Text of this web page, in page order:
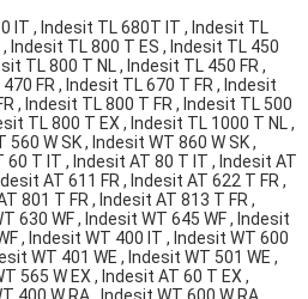
IT , Indesit TL 680T IT , Indesit TL
Indesit TL 800 T ES , Indesit TL 450
TL 800 T NL , Indesit TL 450 FR ,
FR , Indesit TL 670 T FR , Indesit
, Indesit TL 800 T FR , Indesit TL 500
TL 800 T EX , Indesit TL 1000 T NL ,
W SK , Indesit WT 860 W SK ,
T IT , Indesit AT 80 T IT , Indesit AT
AT 611 FR , Indesit AT 622 T FR ,
801 T FR , Indesit AT 813 T FR ,
630 WF , Indesit WT 645 WF , Indesit
, Indesit WT 400 IT , Indesit WT 600
WT 401 WE , Indesit WT 501 WE ,
565 W EX , Indesit AT 60 T EX ,
400 W RA , Indesit WT 600 W RA ,